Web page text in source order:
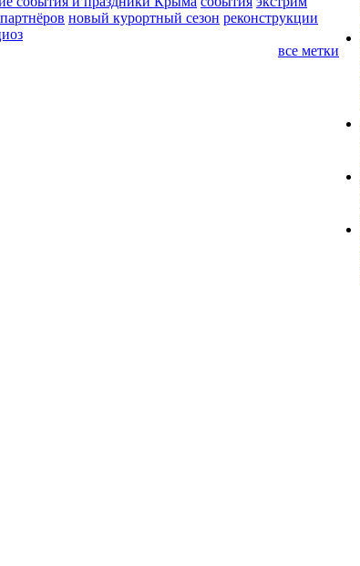
новый курортный сезон реконструкции
все метки